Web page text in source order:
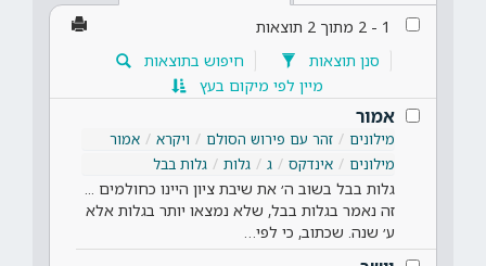
1
-
2 מתוך 2 תוצאות
סנן תוצאות
חיפוש בתוצאות
מיין לפי מיקום בעץ
אמור
מילונים זהר עם פירוש הסולם ויקרא
אמור
מילונים
אינדקס ג גלות גלות בבל
גלות בבל בשוב ה׳ את שיבת ציון היינו כחולמים ...
זה נאמר בגלות בבל, שלא נמצאו יותר בגלות אלא
ע׳ שנה. שכתוב, כי לפי…